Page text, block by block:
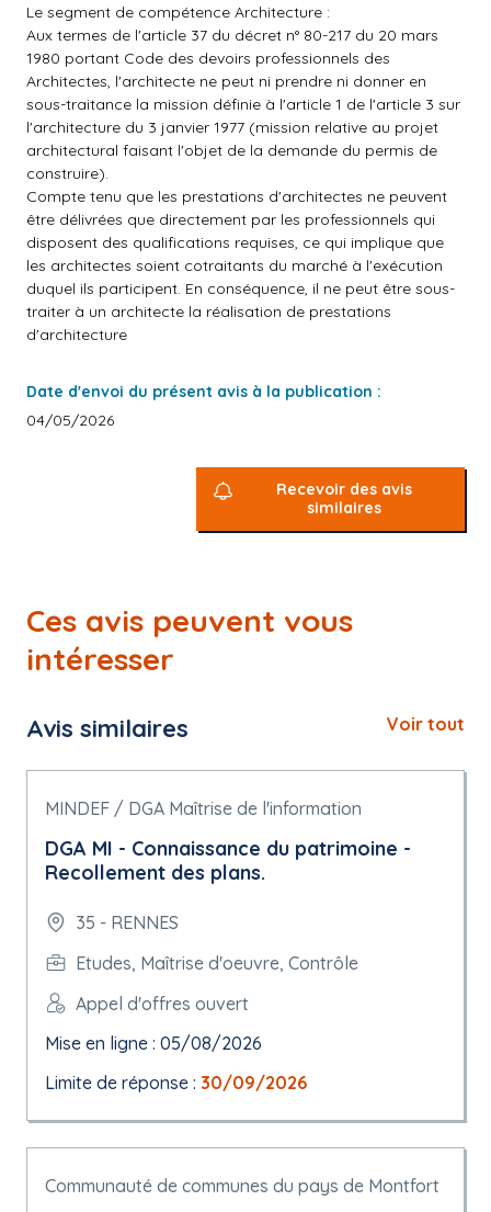
Le segment de compétence Architecture :
Aux termes de l'article 37 du décret n° 80-217 du 20 mars
1980 portant Code des devoirs professionnels des
Architectes, l'architecte ne peut ni prendre ni donner en
sous-traitance la mission définie à l'article 1 de l'article 3 sur
l'architecture du 3 janvier 1977 (mission relative au projet
architectural faisant l'objet de la demande du permis de
construire).
Compte tenu que les prestations d'architectes ne peuvent
être délivrées que directement par les professionnels qui
disposent des qualifications requises, ce qui implique que
les architectes soient cotraitants du marché à l'exécution
duquel ils participent. En conséquence, il ne peut être sous-
traiter à un architecte la réalisation de prestations
d'architecture
Date d'envoi du présent avis à la publication :
04/05/2026
Recevoir des avis
similaires
Ces avis peuvent vous
intéresser
Avis similaires Voir tout
MINDEF / DGA Maîtrise de l'information
DGA MI - Connaissance du patrimoine -
Recollement des plans.
35 - RENNES
Etudes, Maîtrise d'oeuvre, Contrôle
Appel d'offres ouvert
Mise en ligne : 05/08/2026
Limite de réponse : 30/09/2026
Communauté de communes du pays de Montfort